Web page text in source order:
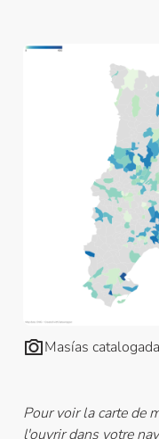
Masías
Pour voir la carte de
l'ouvrir dans votre